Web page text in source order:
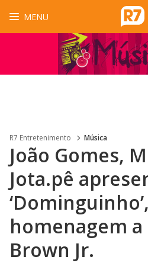
MENU
R7 Entretenimento Música
João Gomes,
Jota.pê
homenagem a
Brown Jr.